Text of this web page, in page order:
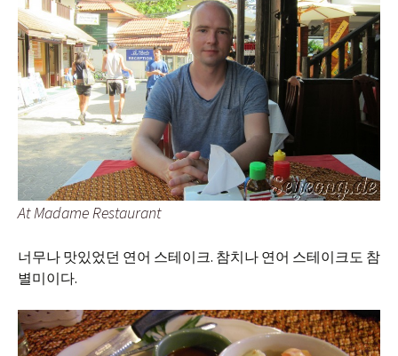
At Madame Restaurant
너무나 맛있었던 연어 스테이크. 참치나 연어 스테이크도 참
별미이다.